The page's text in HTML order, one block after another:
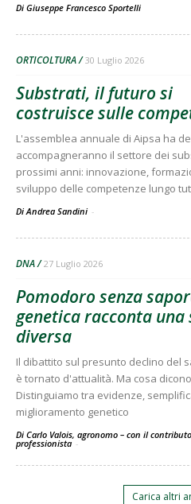
Di Giuseppe Francesco Sportelli
ORTICOLTURA 30 Luglio 2026
Substrati, il futuro si
costruisce sulle
L'assemblea annuale di Aipsa ha
accompagneranno il settore dei
prossimi anni: innovazione,
sviluppo delle competenze lungo
Di Andrea Sandini -
DNA 27 Luglio 2026
Pomodoro senza
genetica racconta
diversa
Il dibattito sul presunto declino del
è tornato d'attualità. Ma cosa
Distinguiamo tra evidenze,
miglioramento genetico
Di Carlo Valois, agronomo – con il
professionista -
Carica altri